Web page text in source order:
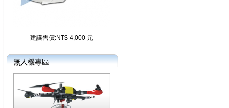
建議售價:NT$ 4,000 元
無人機專區